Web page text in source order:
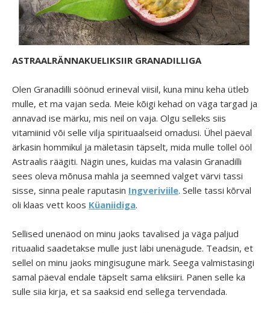
ASTRAALRÄNNAKUELIKSIIR GRANADILLIGA
Olen Granadilli söönud erineval viisil, kuna minu keha ütleb
mulle, et ma vajan seda. Meie kõigi kehad on väga targad ja
annavad ise märku, mis neil on vaja. Olgu selleks siis
vitamiinid või selle vilja spirituaalseid omadusi. Ühel päeval
ärkasin hommikul ja mäletasin täpselt, mida mulle tollel ööl
Astraalis räägiti. Nägin unes, kuidas ma valasin Granadilli
sees oleva mõnusa mahla ja seemned valget värvi tassi
sisse, sinna peale raputasin Ingveriviile. Selle tassi kõrval
oli klaas vett koos Küaniidiga.
Sellised unenäod on minu jaoks tavalised ja väga paljud
rituaalid saadetakse mulle just läbi unenägude. Teadsin, et
sellel on minu jaoks mingisugune märk. Seega valmistasingi
samal päeval endale täpselt sama eliksiiri. Panen selle ka
sulle siia kirja, et sa saaksid end sellega tervendada.